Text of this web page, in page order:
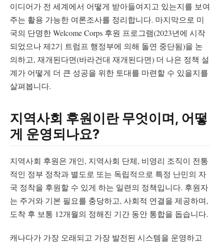
이디어가 전 세계에서 어떻게 받아들여지고 있는지를 보여
주는 활용 가능한 여론조사를 정리합니다. 마지막으로 미
국의 단명한 Welcome Corps 후원 프로그램(2023년에 시작
되었으나 제2기 트럼프 행정부에 의해 돌연 중단됨)을 논
의하고, 재개된다면(바라건대 재개된다면) 더 나은 정책 설
계가 어떻게 더 큰 성공을 위한 토대를 마련할 수 있을지를
살펴봅니다.
지역사회 후원이란 무엇이며, 어떻
게 운영되나요?
지역사회 후원은 개인, 지역사회 단체, 비영리 조직이 전통
적인 정부 정착과 별도로 또는 독립적으로 특정 난민의 자
국 정착을 후원할 수 있게 하는 일련의 정책입니다. 후원자
는 주거와 기본 필요를 충당하고, 사회적 연결을 제공하며,
도착 후 보통 12개월의 정해진 기간 동안 통합을 돕습니다.
캐나다가 가장 오래되고 가장 발전된 시스템을 운영하고